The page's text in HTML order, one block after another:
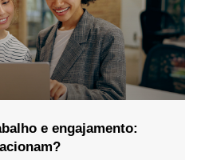
e engajamento: